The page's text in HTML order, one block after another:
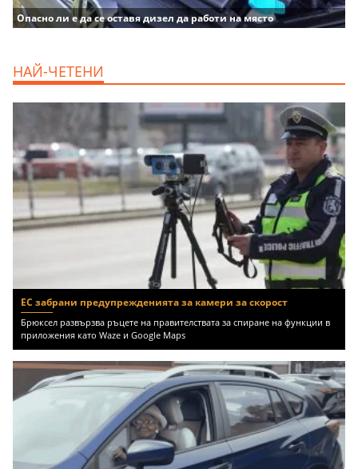
Опасно ли е да се оставя дизел да работи на място
НАЙ-ЧЕТЕНИ
ЕС забрани предупрежденията за камери за скорост
Брюксел развързва ръцете на правителствата за спиране на функции в
приложения като Waze и Google Maps